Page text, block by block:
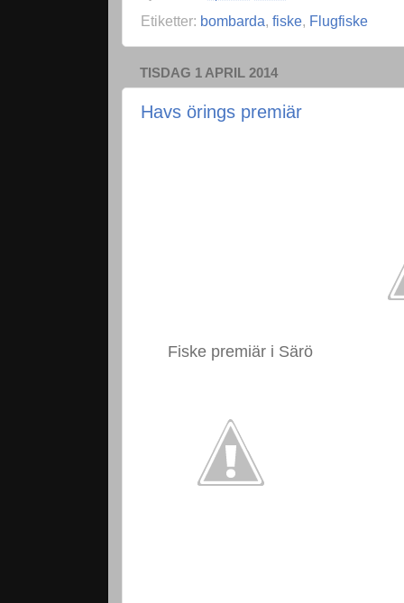
Etiketter: bombarda, fiske, Flugfiske
TISDAG 1 APRIL 2014
Havs örings premiär
Fiske premiär i Särö